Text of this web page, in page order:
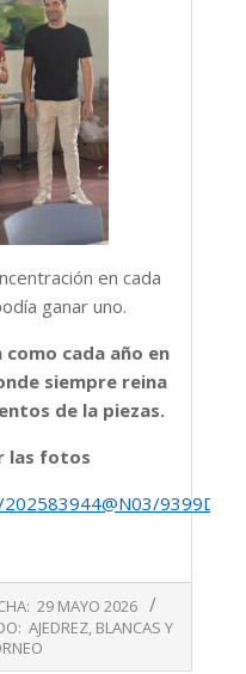
en cada
ganar uno.
cada año en
siempre reina
de la piezas.
las fotos
29 MAYO 2026
AJEDREZ, BLANCAS Y